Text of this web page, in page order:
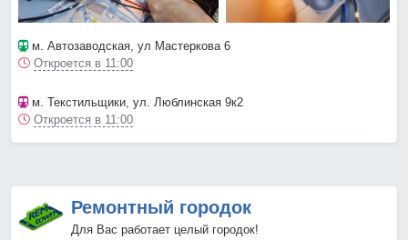
м. Автозаводская, ул Мастеркова 6
Откроется в 11:00
м. Текстильщики, ул. Люблинская 9к2
Откроется в 11:00
Ремонтный городок
Для Вас работает целый городок!